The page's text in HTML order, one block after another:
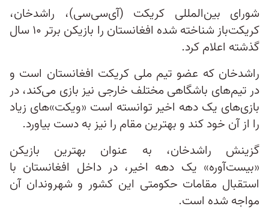
شورای بین‌المللی کریکت (آی‌سی‌سی)، راشدخان،
کریکت‌باز شناخته شده افغانستان را بازیکن برتر ۱۰ سال
گذشته اعلام کرد.
راشدخان که عضو تیم ملی کریکت افغانستان است و
در تیم‌های باشگاهی مختلف خارجی نیز بازی می‌کند، در
بازی‌های یک دهه اخیر توانسته است «ویکت»‌های زیاد
را از آن خود کند و بهترین مقام را نیز به دست بیاورد.
گزینش راشدخان، به عنوان بهترین بازیکن
«بیست‌آوره» یک دهه اخیر، در داخل افغانستان با
استقبال مقامات حکومتی این کشور و شهروندان آن
مواجه شده است.